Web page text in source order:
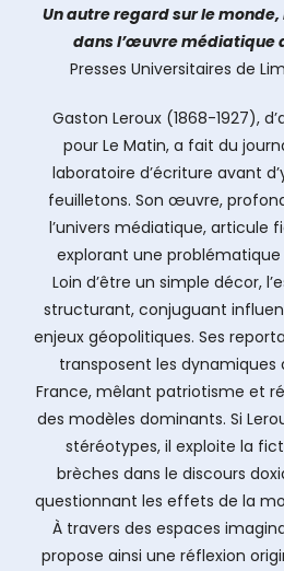
Un autre regard sur le monde,
dans l’œuvre médiatique
Presses Universitaires de
Gaston Leroux (1868-1927),
pour Le Matin, a fait du
laboratoire d’écriture avant
feuilletons. Son œuvre,
l’univers médiatique, articule
explorant une problématique
Loin d’être un simple décor,
structurant, conjuguant
enjeux géopolitiques. Ses
transposent les dynamiques
France, mêlant patriotisme et
des modèles dominants. Si
stéréotypes, il exploite la
brèches dans le discours
questionnant les effets de la
À travers des espaces
propose ainsi une réflexion